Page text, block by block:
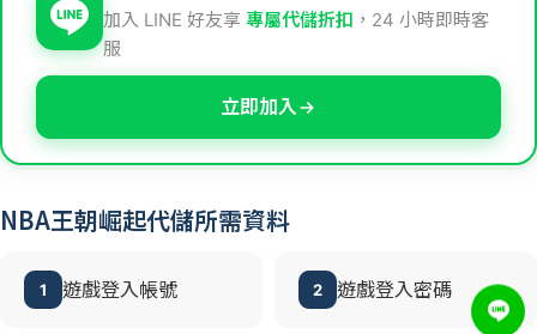
加入 LINE 好友享 專屬代儲折扣 ，24 小時即時客
服
立即加入
NBA王朝崛起代儲所需資料
1 遊戲登入帳號 2 遊戲登入密碼